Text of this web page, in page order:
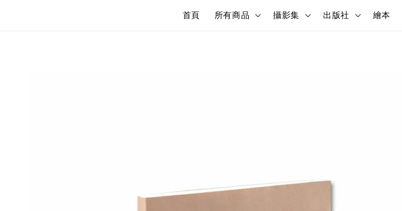
首頁 所有商品 攝影集 出版社 繪本